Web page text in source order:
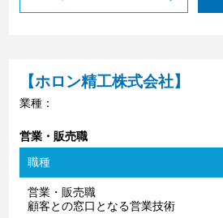
【ホロン精工株式会社】
業種：
営業・販売職
職種
営業・販売職
顧客との窓口となる営業技術